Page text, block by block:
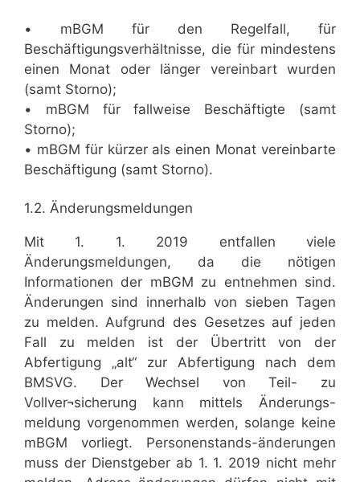
• mBGM für den Regelfall, für
Beschäftigungsverhältnisse, die für mindestens
einen Monat oder länger vereinbart wurden
(samt Storno);
• mBGM für fallweise Beschäftigte (samt
Storno);
• mBGM für kürzer als einen Monat vereinbarte
Beschäftigung (samt Storno).
1.2. Änderungsmeldungen
Mit 1. 1. 2019 entfallen viele
Änderungsmeldungen, da die nötigen
Informationen der mBGM zu entnehmen sind.
Änderungen sind innerhalb von sieben Tagen
zu melden. Aufgrund des Gesetzes auf jeden
Fall zu melden ist der Übertritt von der
Abfertigung „alt“ zur Abfertigung nach dem
BMSVG. Der Wechsel von Teil- zu
Vollver¬sicherung kann mittels Änderungs-
meldung vorgenommen werden, solange keine
mBGM vorliegt. Personenstands-änderungen
muss der Dienstgeber ab 1. 1. 2019 nicht mehr